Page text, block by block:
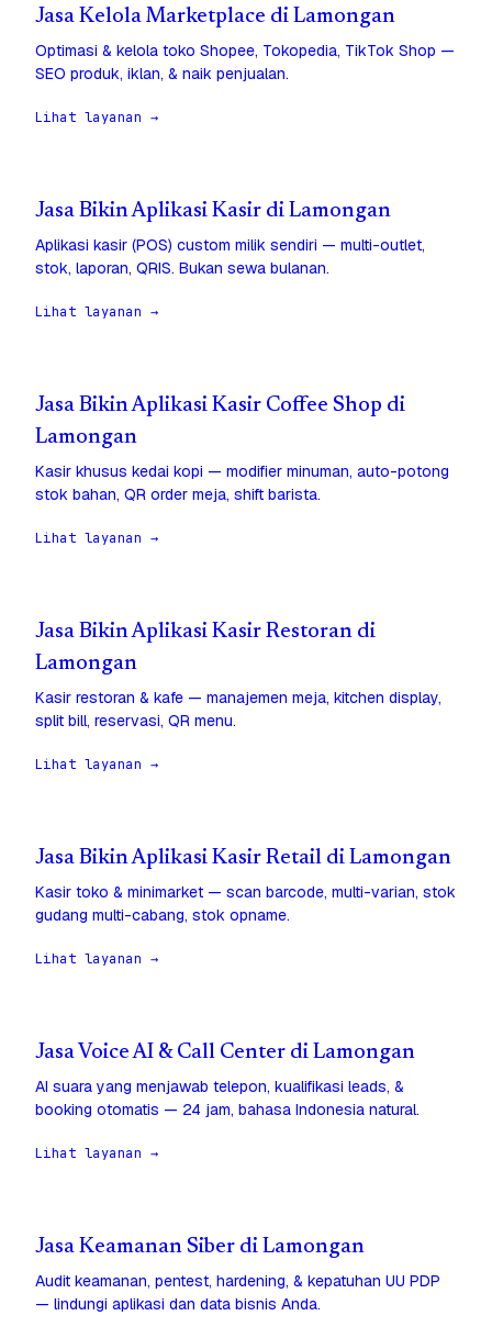
Jasa Kelola Marketplace di Lamongan
Optimasi & kelola toko Shopee, Tokopedia, TikTok Shop —
SEO produk, iklan, & naik penjualan.
Lihat layanan →
Jasa Bikin Aplikasi Kasir di Lamongan
Aplikasi kasir (POS) custom milik sendiri — multi-outlet,
stok, laporan, QRIS. Bukan sewa bulanan.
Lihat layanan →
Jasa Bikin Aplikasi Kasir Coffee Shop di
Lamongan
Kasir khusus kedai kopi — modifier minuman, auto-potong
stok bahan, QR order meja, shift barista.
Lihat layanan →
Jasa Bikin Aplikasi Kasir Restoran di
Lamongan
Kasir restoran & kafe — manajemen meja, kitchen display,
split bill, reservasi, QR menu.
Lihat layanan →
Jasa Bikin Aplikasi Kasir Retail di Lamongan
Kasir toko & minimarket — scan barcode, multi-varian, stok
gudang multi-cabang, stok opname.
Lihat layanan →
Jasa Voice AI & Call Center di Lamongan
AI suara yang menjawab telepon, kualifikasi leads, &
booking otomatis — 24 jam, bahasa Indonesia natural.
Lihat layanan →
Jasa Keamanan Siber di Lamongan
Audit keamanan, pentest, hardening, & kepatuhan UU PDP
— lindungi aplikasi dan data bisnis Anda.